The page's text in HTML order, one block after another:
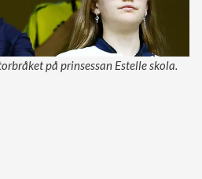
på prinsessan Estelle skola.